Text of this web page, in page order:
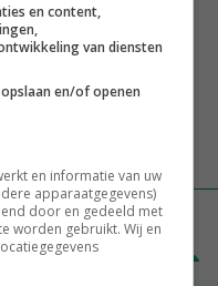
aan
€ 269,00
en content,
van diensten
en/of openen
en informatie van uw
apparaatgegevens)
door en gedeeld met
worden gebruikt. Wij en